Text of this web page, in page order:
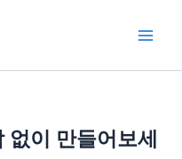
이 만들어보세